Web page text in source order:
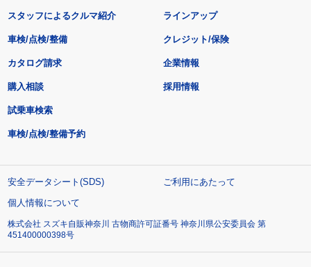
スタッフによるクルマ紹介 ラインアップ
車検/点検/整備 クレジット/保険
カタログ請求
購入相談
試乗車検索
車検/点検/整備予約
企業情報
採用情報
安全データシート(SDS)
ご利用にあたって
個人情報について
株式会社 スズキ自販神奈川 古物商許可証番号 神奈川県公安委員会 第
451400000398号